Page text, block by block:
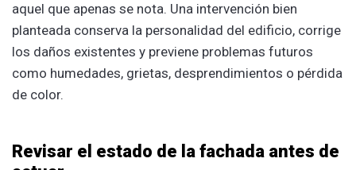
aquel que apenas se nota. Una intervención bien
planteada conserva la personalidad del edificio, corrige
los daños existentes y previene problemas futuros
como humedades, grietas, desprendimientos o pérdida
de color.
Revisar el estado de la fachada antes de